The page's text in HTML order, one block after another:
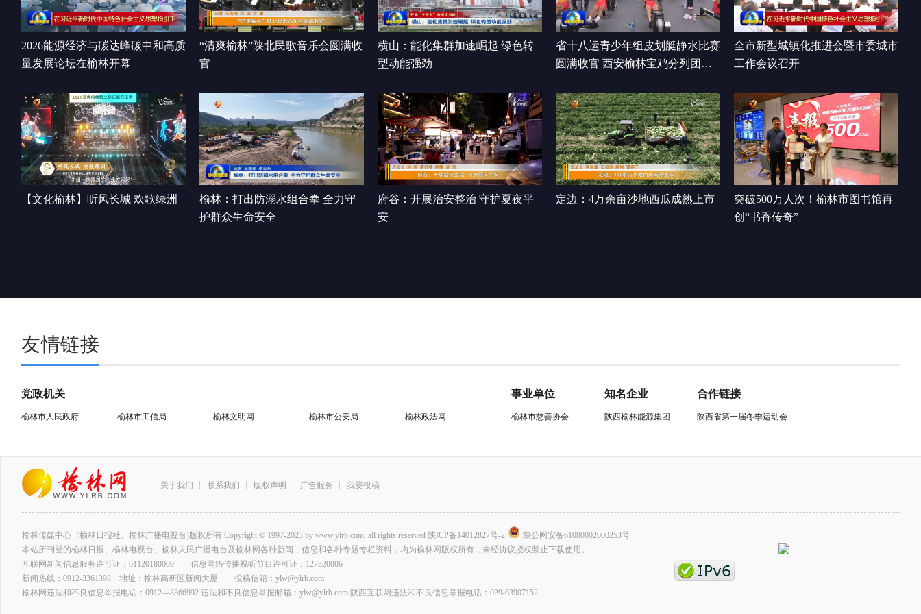
00:02:55
齐亮相
2026能源经济与碳达峰碳中和高质
量发展论坛在榆林开幕
“清爽榆林”陕北民歌音乐会圆满收
官
横山：能化集群加速崛起 绿色转
型动能强劲
省十八运青少年组皮划艇静水比赛
圆满收官 西安榆林宝鸡分列团体
全市新型城镇化推进会暨市委城市
工作会议召开
【文化榆林】听风长城 欢歌绿洲
榆林：打出防溺水组合拳 全力守
护群众生命安全
府谷：开展治安整治 守护夏夜平
安
定边：4万余亩沙地西瓜成熟上市
突破500万人次！榆林市图书馆再
创“书香传奇”
友情链接
党政机关
榆林市人民政府 榆林市工信局 榆林文明网 榆林市公安局 榆林政法网
事业单位
榆林市慈善协会
知名企业
陕西榆林能源集团
合作链接
陕西省第一届冬季运动会
关于我们 联系我们 版权声明 广告服务 我要投稿
榆林传媒中心（榆林日报社、榆林广播电视台)版权所有 Copyright © 1997-2023 by www.ylrb.com. all rights reserved 陕ICP备14012827号-2
陕公网安备61080002000253号
本站所刊登的榆林日报、榆林电视台、榆林人民广播电台及榆林网各种新闻﹑信息和各种专题专栏资料，均为榆林网版权所有，未经协议授权禁止下载使用。
互联网新闻信息服务许可证：61120180009 信息网络传播视听节目许可证：127320006
新闻热线：0912-3361398 地址：榆林高新区新闻大厦 投稿信箱：ylw@ylrb.com
榆林网违法和不良信息举报电话：0912—3366992 违法和不良信息举报邮箱：ylw@ylrb.com 陕西互联网违法和不良信息举报电话：029-63907152